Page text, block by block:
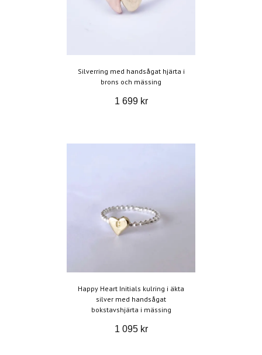
Silverring med handsågat hjärta i
brons och mässing
1 699 kr
Happy Heart Initials kulring i äkta
silver med handsågat
bokstavshjärta i mässing
1 095 kr